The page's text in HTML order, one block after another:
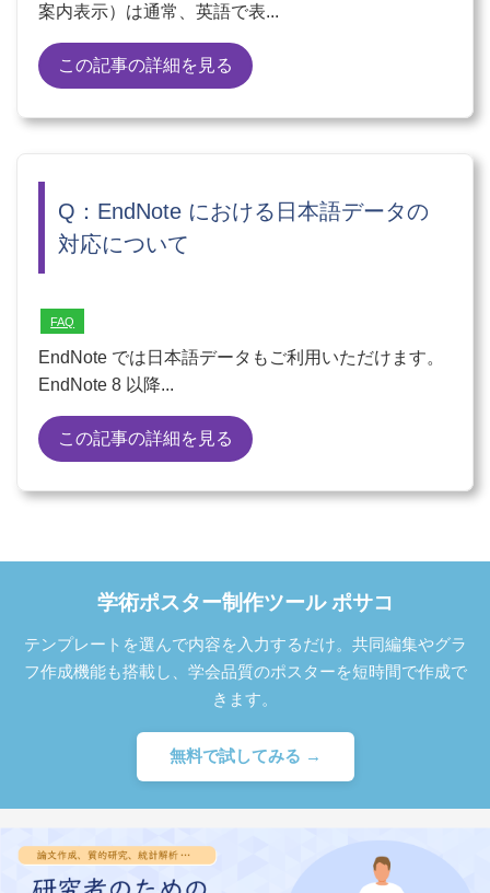
案内表示）は通常、英語で表...
この記事の詳細を見る
Q：EndNote における日本語データの
対応について
FAQ
EndNote では日本語データもご利用いただけます。
EndNote 8 以降...
この記事の詳細を見る
学術ポスター制作ツール ポサコ
テンプレートを選んで内容を入力するだけ。共同編集やグラ
フ作成機能も搭載し、学会品質のポスターを短時間で作成で
きます。
無料で試してみる →